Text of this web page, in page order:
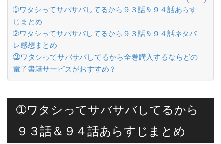
➀ワタシってサバサバしてるから９３話＆９４話あらす
じまとめ
➁ワタシってサバサバしてるから９３話＆９４話ネタバ
レ感想まとめ
⓷ワタシってサバサバしてるから全巻購入するならどの
電子書籍サービスがおすすめ？
➀ワタシってサバサバしてるから
９３話＆９４話あらすじまとめ